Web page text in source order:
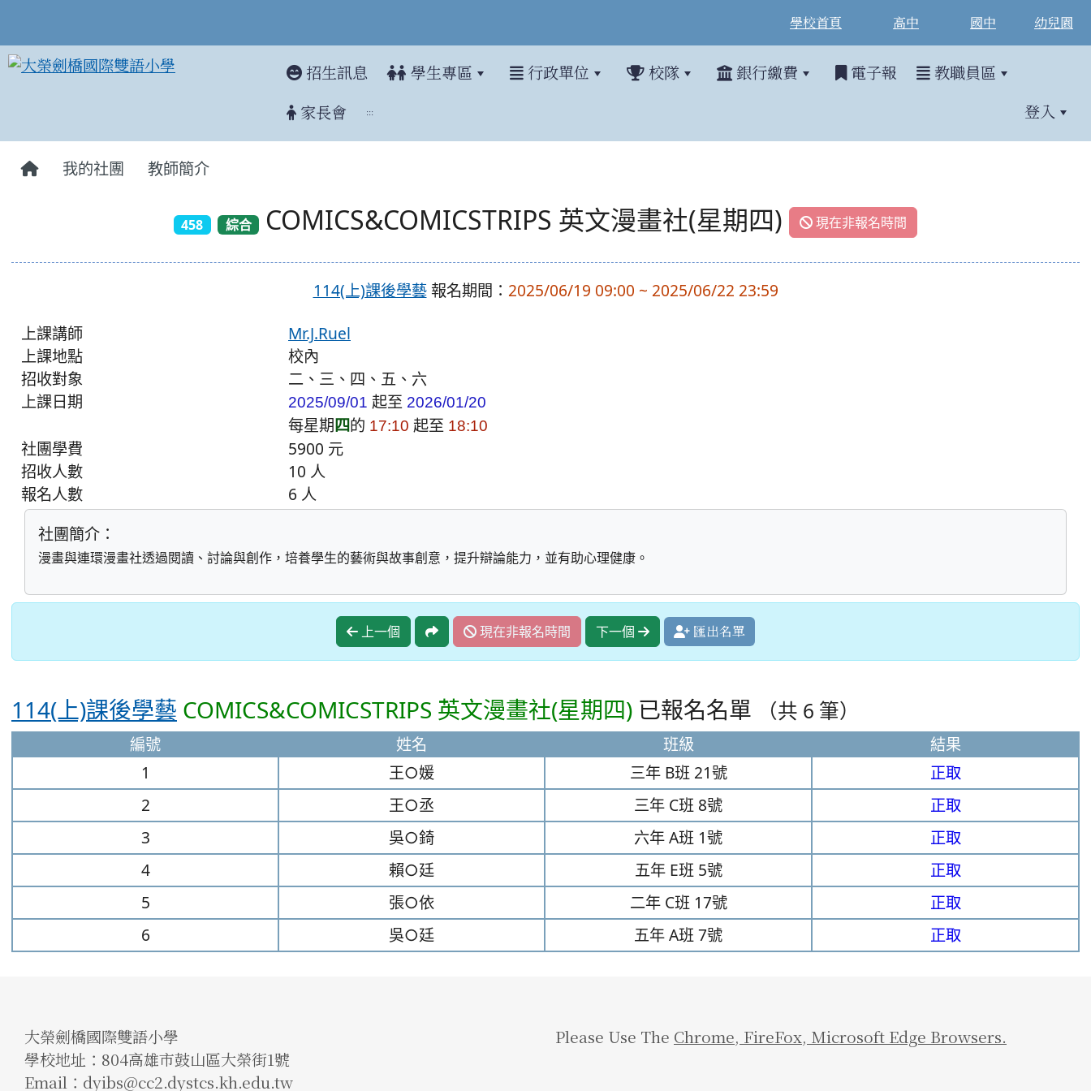
學校首頁 高中 國中 幼兒園
招生訊息 學生專區 行政單位 校隊 銀行繳費 電子報 教職員區
家長會 ::: 登入
我的社團 教師簡介
458 綜合 COMICS&COMICSTRIPS 英文漫畫社(星期四) 現在非報名時間
114(上)課後學藝報名期間： 2025/06/19 09:00 ~ 2025/06/22 23:59
上課講師
Mr.J.Ruel
上課地點
校內
招收對象
二、三、四、五、六
上課日期
2025/09/01 起至 2026/01/20
每星期四的 17:10 起至 18:10
社團學費
5900 元
招收人數
10 人
報名人數
6 人
社團簡介：
漫畫與連環漫畫社透過閱讀、討論與創作，培養學生的藝術與故事創意，提升辯論能力，並有助心理健康。
上一個 現在非報名時間 下一個 匯出名單
114(上)課後學藝 COMICS&COMICSTRIPS 英文漫畫社(星期四) 已報名名單 （共 6 筆）
編號 姓名 班級
結果
1
王○媛 三年 B班 21號
正取
2
王○丞 三年 C班 8號
正取
3
吳○錡 六年A班 1號
正取
4
賴○廷 五年 E班 5號
正取
5
張○依 二年 C班 17號
正取
6
吳○廷 五年A班7號 正取
大榮劍橋國際雙語小學
學校地址：804高雄市鼓山區大榮街1號
Email：dyibs@cc2.dystcs.kh.edu.tw
Please Use The Chrome, FireFox, Microsoft Edge Browsers.